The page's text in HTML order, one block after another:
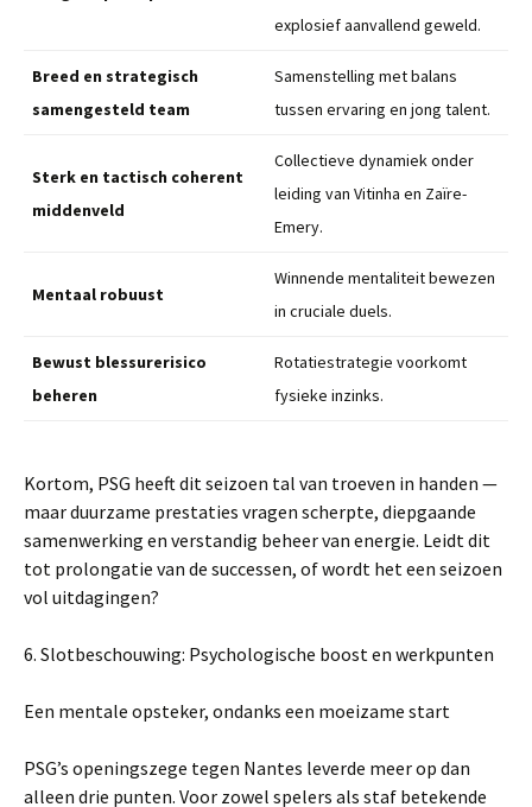
explosief aanvallend geweld.
Breed en strategisch
samengesteld team
Samenstelling met balans
tussen ervaring en jong talent.
Sterk en tactisch coherent
middenveld
Collectieve dynamiek onder
leiding van Vitinha en Zaïre-
Emery.
Mentaal robuust
Winnende mentaliteit bewezen
in cruciale duels.
Bewust blessurerisico
beheren
Rotatiestrategie voorkomt
fysieke inzinks.
Kortom, PSG heeft dit seizoen tal van troeven in handen —
maar duurzame prestaties vragen scherpte, diepgaande
samenwerking en verstandig beheer van energie. Leidt dit
tot prolongatie van de successen, of wordt het een seizoen
vol uitdagingen?
6. Slotbeschouwing: Psychologische boost en werkpunten
Een mentale opsteker, ondanks een moeizame start
PSG’s openingszege tegen Nantes leverde meer op dan
alleen drie punten. Voor zowel spelers als staf betekende